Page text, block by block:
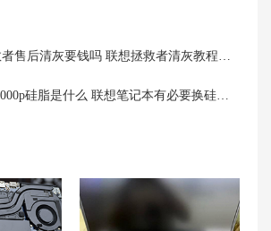
售后清灰要钱吗 联想拯救者清灰教程分享
硅脂是什么 联想笔记本有必要换硅脂吗